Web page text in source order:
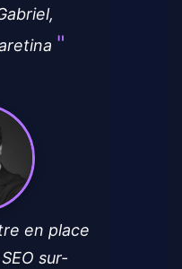
en place
sur-